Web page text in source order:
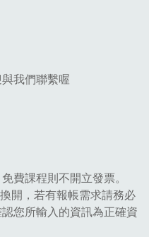
我們聯繫喔
免費課程則不開立發票。
開，若有報帳需求請務必
您所輸入的資訊為正確資